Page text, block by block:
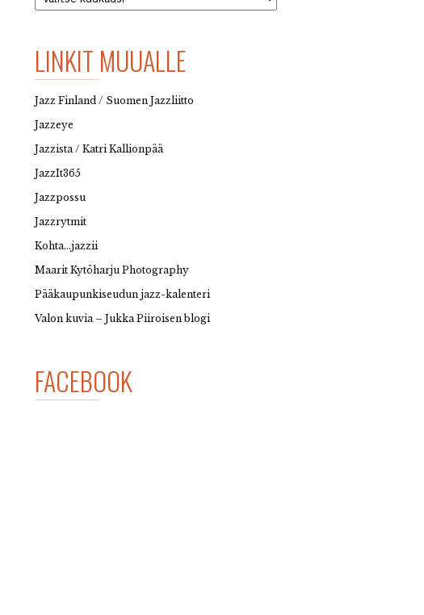
LINKIT MUUALLE
Jazz Finland / Suomen Jazzliitto
Jazzeye
Jazzista / Katri Kallionpää
JazzIt365
Jazzpossu
Jazzrytmit
Kohta…jazzii
Maarit Kytöharju Photography
Pääkaupunkiseudun jazz-kalenteri
Valon kuvia – Jukka Piiroisen blogi
FACEBOOK